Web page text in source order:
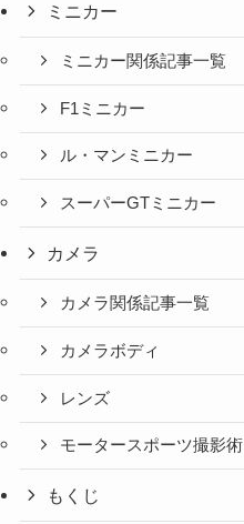
ミニカー
ミニカー関係記事一覧
F1ミニカー
ル・マンミニカー
スーパーGTミニカー
カメラ
カメラ関係記事一覧
カメラボディ
レンズ
モータースポーツ撮影術
もくじ